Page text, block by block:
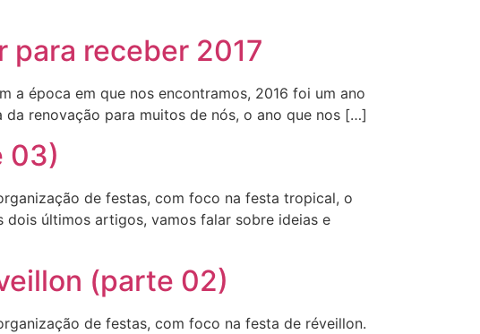
para receber 2017
a época em que nos encontramos, 2016 foi um ano
renovação para muitos de nós, o ano que nos […]
03)
de festas, com foco na festa tropical, o
dois últimos artigos, vamos falar sobre ideias e
(parte 02)
de festas, com foco na festa de réveillon.